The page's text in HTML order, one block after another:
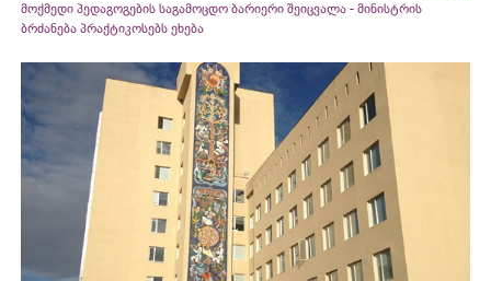
მოქმედი პედაგოგების საგამოცდო ბარიერი შეიცვალა - მინისტრის
ბრძანება პრაქტიკოსებს ეხება